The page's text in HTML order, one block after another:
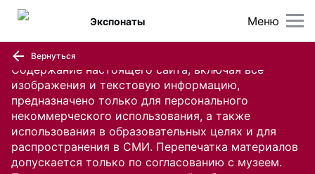
Содержание настоящего сайта, включая все
изображения и текстовую информацию,
предназначено только для персонального
некоммерческого использования, а также
использования в образовательных целях и для
распространения в СМИ. Перепечатка материалов
допускается только по согласованию с музеем.
Меню
Экспонаты
Вернуться